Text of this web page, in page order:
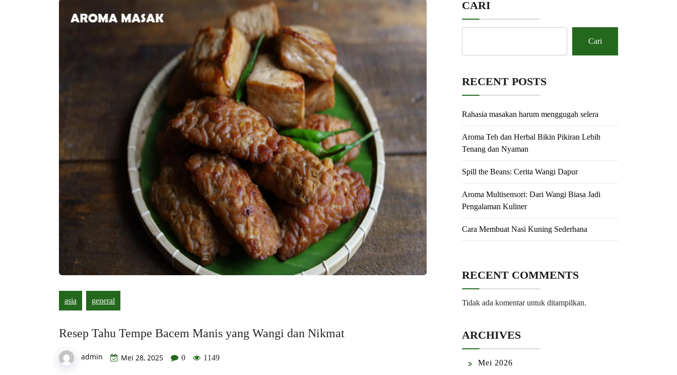
asia general
Resep Tahu Tempe Bacem Manis yang Wangi dan Nikmat
admin Mei 28, 2025 0 1149
CARI
Cari
RECENT POSTS
Rahasia masakan harum menggugah selera
Aroma Teh dan Herbal Bikin Pikiran Lebih
Tenang dan Nyaman
Spill the Beans: Cerita Wangi Dapur
Aroma Multisensori: Dari Wangi Biasa Jadi
Pengalaman Kuliner
Cara Membuat Nasi Kuning Sederhana
RECENT COMMENTS
Tidak ada komentar untuk ditampilkan.
ARCHIVES
Mei 2026